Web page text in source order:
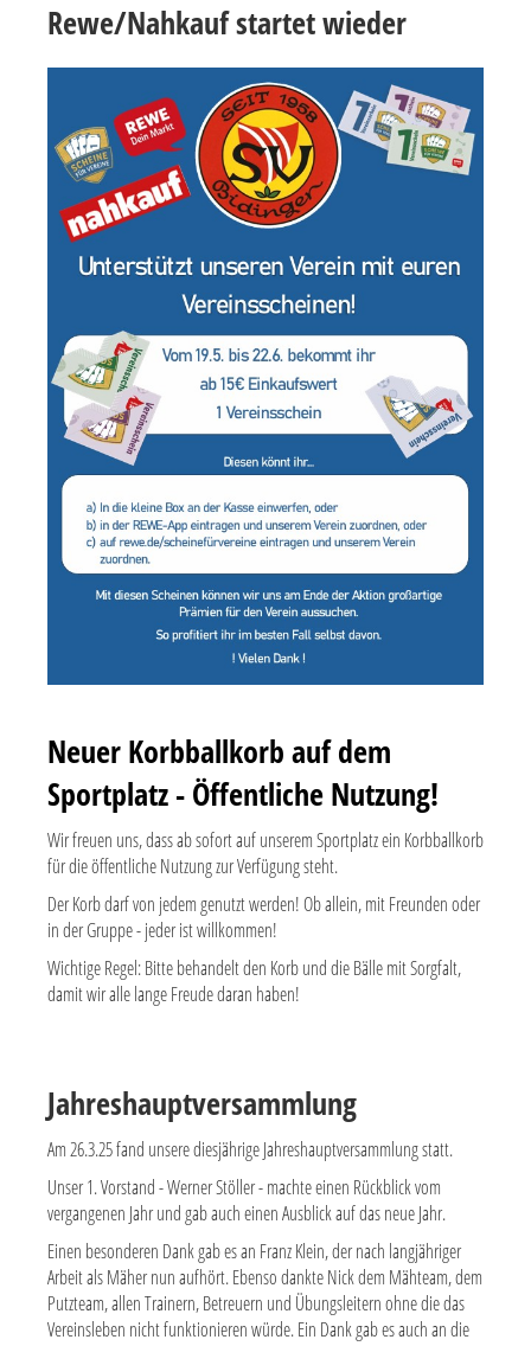
Rewe/Nahkauf startet wieder
Neuer Korbballkorb auf dem
Sportplatz - Öffentliche Nutzung!
Wir freuen uns, dass ab sofort auf unserem Sportplatz ein Korbballkorb
für die öffentliche Nutzung zur Verfügung steht.
Der Korb darf von jedem genutzt werden! Ob allein, mit Freunden oder
in der Gruppe - jeder ist willkommen!
Wichtige Regel: Bitte behandelt den Korb und die Bälle mit Sorgfalt,
damit wir alle lange Freude daran haben!
Jahreshauptversammlung
Am 26.3.25 fand unsere diesjährige Jahreshauptversammlung statt.
Unser 1. Vorstand - Werner Stöller - machte einen Rückblick vom
vergangenen Jahr und gab auch einen Ausblick auf das neue Jahr.
Einen besonderen Dank gab es an Franz Klein, der nach langjähriger
Arbeit als Mäher nun aufhört. Ebenso dankte Nick dem Mähteam, dem
Putzteam, allen Trainern, Betreuern und Übungsleitern ohne die das
Vereinsleben nicht funktionieren würde. Ein Dank gab es auch an die